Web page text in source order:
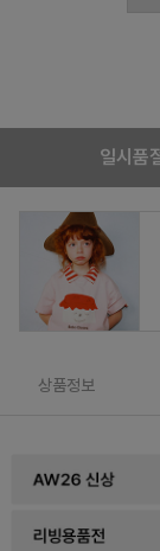
일시품
상품정보